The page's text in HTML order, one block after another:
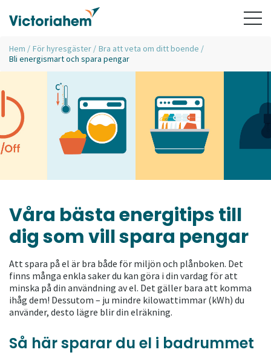
Hem / För hyresgäster / Bra att veta om ditt boende /
Bli energismart och spara pengar
Våra bästa energitips till
dig som vill spara pengar
Att spara på el är bra både för miljön och plånboken. Det
finns många enkla saker du kan göra i din vardag för att
minska på din användning av el. Det gäller bara att komma
ihåg dem! Dessutom – ju mindre kilowattimmar (kWh) du
använder, desto lägre blir din elräkning.
Så här sparar du el i badrummet